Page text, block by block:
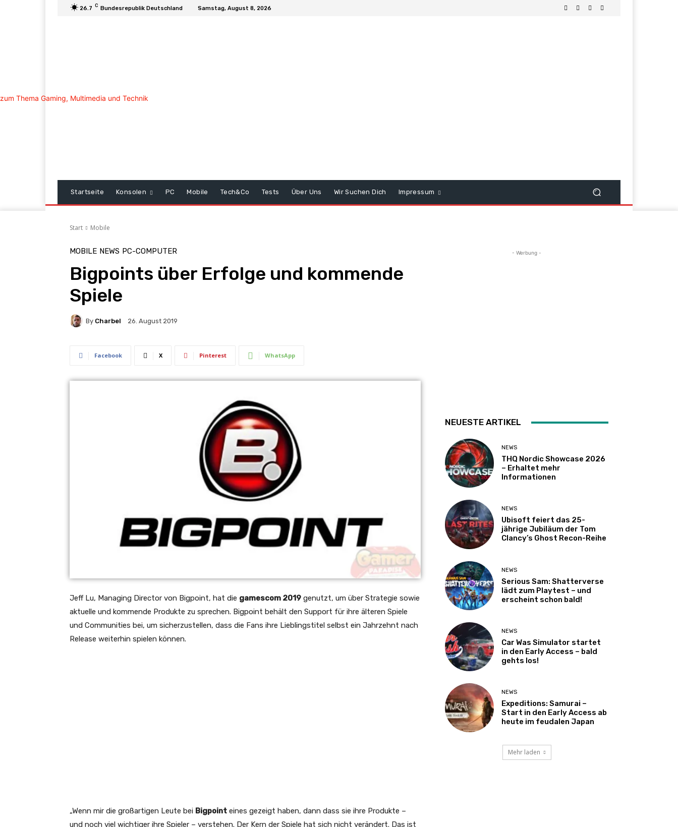
26.7 C Bundesrepublik Deutschland Samstag, August 8, 2026
Startseite Konsolen PC Mobile Tech&Co Tests Über Uns Wir Suchen Dich Impressum
Start Mobile
MOBILE NEWS PC-COMPUTER
Bigpoints über Erfolge und kommende
Spiele
By Charbel 26. August 2019
Facebook X Pinterest WhatsApp
Jeff Lu, Managing Director von Bigpoint, hat die gamescom 2019 genutzt, um über Strategie sowie
aktuelle und kommende Produkte zu sprechen. Bigpoint behält den Support für ihre älteren Spiele
und Communities bei, um sicherzustellen, dass die Fans ihre Lieblingstitel selbst ein Jahrzehnt nach
Release weiterhin spielen können.
„Wenn mir die großartigen Leute bei Bigpoint eines gezeigt haben, dann dass sie ihre Produkte –
und noch viel wichtiger ihre Spieler – verstehen. Der Kern der Spiele hat sich nicht verändert. Das ist
- Werbung -
NEUESTE ARTIKEL
NEWS
THQ Nordic Showcase 2026
– Erhaltet mehr
Informationen
NEWS
Ubisoft feiert das 25-
jährige Jubiläum der Tom
Clancy’s Ghost Recon-Reihe
NEWS
Serious Sam: Shatterverse
lädt zum Playtest – und
erscheint schon bald!
NEWS
Car Was Simulator startet
in den Early Access – bald
gehts los!
NEWS
Expeditions: Samurai –
Start in den Early Access ab
heute im feudalen Japan
Mehr laden